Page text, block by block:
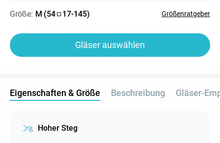
Größe: M (54 17-145) Größenratgeber
Gläser auswählen
Eigenschaften & Größe Beschreibung Gläser-
Hoher Steg